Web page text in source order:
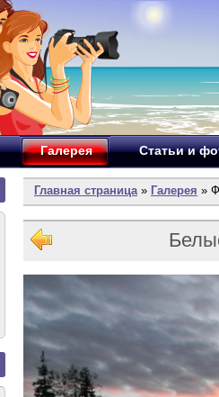
Галерея Статьи и
Главная страница» Галерея »